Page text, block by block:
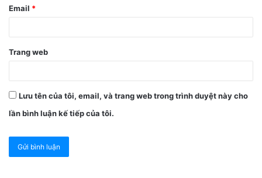
Email *
Trang web
Lưu tên của tôi, email, và trang web trong trình duyệt này cho
lần bình luận kế tiếp của tôi.